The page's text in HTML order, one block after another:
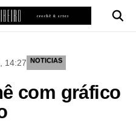
14:27 NOTICIAS
com gráfico